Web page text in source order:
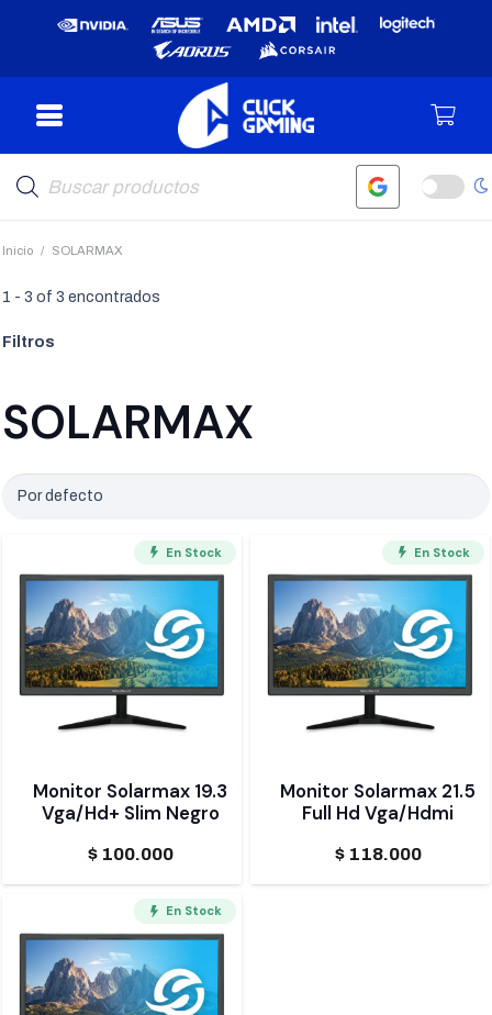
de
productos
Inicio / SOLARMAX
1 -3 of3 encontrados
Filtros
SOLARMAX
En Stock
Monitor Solarmax 19.3
Vga/Hd+ Slim Negro
$100.000
En Stock
Monitor Solarmax 21.5
Full Hd Vga/Hdmi
$118.000
En Stock